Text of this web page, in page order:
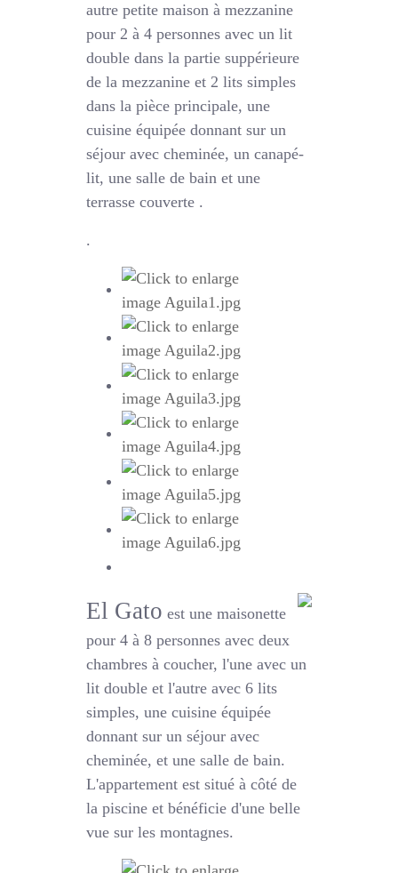
autre petite maison à mezzanine
pour 2 à 4 personnes avec un lit
double dans la partie suppérieure
de la mezzanine et 2 lits simples
dans la pièce principale, une
cuisine équipée donnant sur un
séjour avec cheminée, un canapé-
lit, une salle de bain et une
terrasse couverte .
.
El Gato est une maisonette
pour 4 à 8 personnes avec deux
chambres à coucher, l'une avec un
lit double et l'autre avec 6 lits
simples, une cuisine équipée
donnant sur un séjour avec
cheminée, et une salle de bain.
L'appartement est situé à côté de
la piscine et bénéficie d'une belle
vue sur les montagnes.